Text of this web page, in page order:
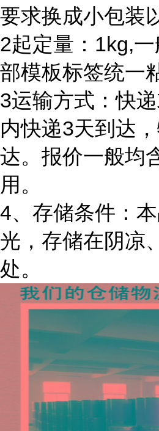
要求换成小包装
2起定量：1kg,
部模板标签统一
3运输方式：快
内快递3天到达
达。报价一般均
用。
4、存储条件：
光，存储在阴凉
处。